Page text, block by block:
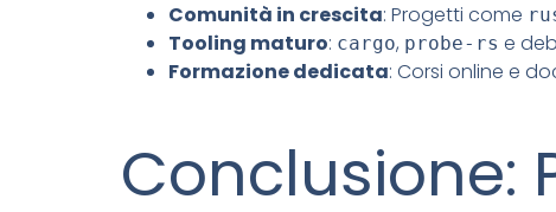
Comunità in crescita: Progetti come
Tooling maturo: cargo, probe-rs e
Formazione dedicata: Corsi online e
Conclusione: